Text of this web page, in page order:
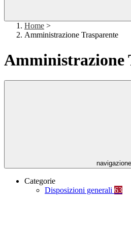
Home >
Amministrazione Trasparente
Amministrazione
navigazione
Categorie
Disposizioni generali 63